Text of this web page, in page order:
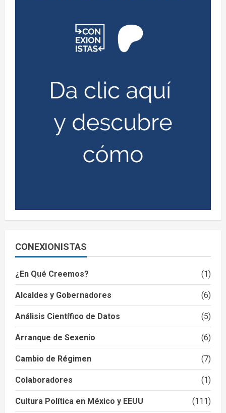
CONEXIONISTAS
¿En Qué Creemos? (1)
Alcaldes y Gobernadores (6)
Análisis Científico de Datos (5)
Arranque de Sexenio (6)
Cambio de Régimen (7)
Colaboradores (1)
Cultura Política en México y EEUU (111)